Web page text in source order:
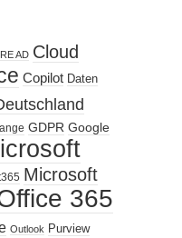
AD Cloud
Copilot Daten
GDPR Google
Microsoft
365
Outlook Purview